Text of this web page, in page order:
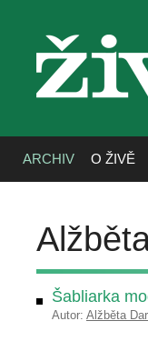
ARCHIV O ŽIVĚ
Šabliarka
Autor: Alžběta